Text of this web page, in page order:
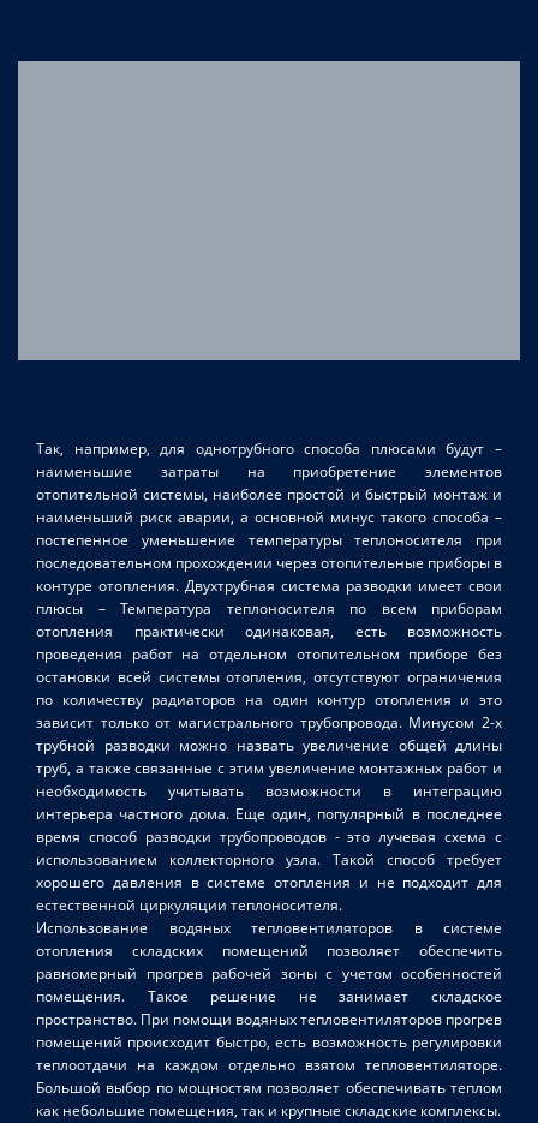
Так, например, для однотрубного способа плюсами будут –
наименьшие затраты на приобретение элементов
отопительной системы, наиболее простой и быстрый монтаж и
наименьший риск аварии, а основной минус такого способа –
постепенное уменьшение температуры теплоносителя при
последовательном прохождении через отопительные приборы в
контуре отопления. Двухтрубная система разводки имеет свои
плюсы – Температура теплоносителя по всем приборам
отопления практически одинаковая, есть возможность
проведения работ на отдельном отопительном приборе без
остановки всей системы отопления, отсутствуют ограничения
по количеству радиаторов на один контур отопления и это
зависит только от магистрального трубопровода. Минусом 2-х
трубной разводки можно назвать увеличение общей длины
труб, а также связанные с этим увеличение монтажных работ и
необходимость учитывать возможности в интеграцию
интерьера частного дома. Еще один, популярный в последнее
время способ разводки трубопроводов - это лучевая схема с
использованием коллекторного узла. Такой способ требует
хорошего давления в системе отопления и не подходит для
естественной циркуляции теплоносителя.
Использование водяных тепловентиляторов в системе
отопления складских помещений позволяет обеспечить
равномерный прогрев рабочей зоны с учетом особенностей
помещения. Такое решение не занимает складское
пространство. При помощи водяных тепловентиляторов прогрев
помещений происходит быстро, есть возможность регулировки
теплоотдачи на каждом отдельно взятом тепловентиляторе.
Большой выбор по мощностям позволяет обеспечивать теплом
как небольшие помещения, так и крупные складские комплексы.